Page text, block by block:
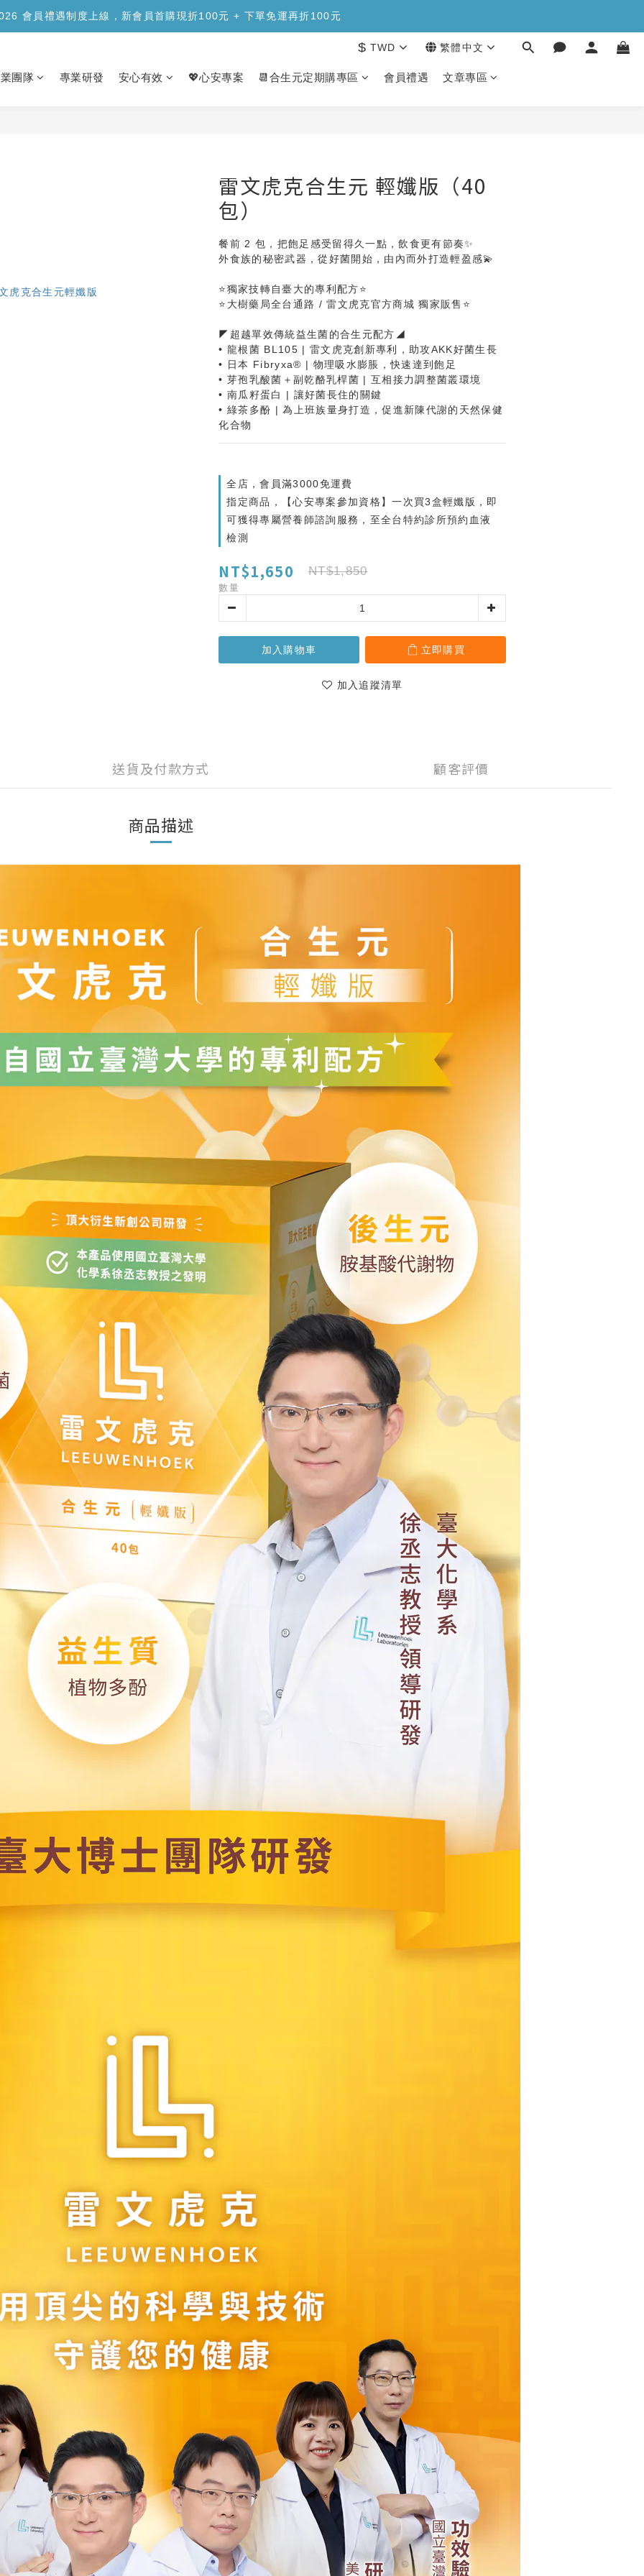
上市】合生元樂醣版您的每日「正餐應援」，讓您安心面對精緻澱糖>>>
會員禮遇制度上線，新會員首購現折100元 + 下單免運再折100元
$ TWD 繁體中文
團隊 專業研發 安心有效 💖心安專案 📆合生元定期購專區 會員禮遇 文章專區
雷文虎克合生元 輕孅版（40
包）
餐前 2 包，把飽足感受留得久一點，飲食更有節奏✨
外食族的秘密武器，從好菌開始，由內而外打造輕盈感💫
⭐獨家技轉自臺大的專利配方⭐
⭐大樹藥局全台通路 / 雷文虎克官方商城 獨家販售⭐
◤超越單效傳統益生菌的合生元配方◢
• 龍根菌 BL105 | 雷文虎克創新專利，助攻AKK好菌生長
• 日本 Fibryxa®︎ | 物理吸水膨脹，快速達到飽足
• 芽孢乳酸菌＋副乾酪乳桿菌 | 互相接力調整菌叢環境
• 南瓜籽蛋白 | 讓好菌長住的關鍵
• 綠茶多酚 | 為上班族量身打造，促進新陳代謝的天然保健
化合物
全店，會員滿3000免運費
指定商品，【心安專案參加資格】一次買3盒輕孅版，即
可獲得專屬營養師諮詢服務，至全台特約診所預約血液
檢測
NT$1,650 NT$1,850
數量
加入購物車 立即購買
加入追蹤清單
送貨及付款方式 顧客評價
商品描述